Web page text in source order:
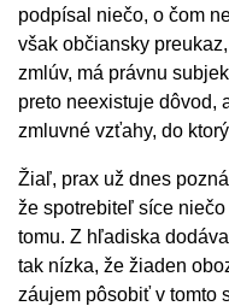
podpísal niečo, o čom
však občiansky
zmlúv, má právnu
preto neexistuje dôvod,
zmluvné vzťahy, do
Žiaľ, prax už dnes
že spotrebiteľ síce
tomu. Z hľadiska
tak nízka, že žiaden
záujem pôsobiť v tomto